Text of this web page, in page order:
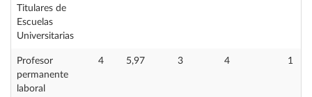
Titulares de
Escuelas
Universitarias
Profesor
permanente
laboral
4 5,97 3 4 1